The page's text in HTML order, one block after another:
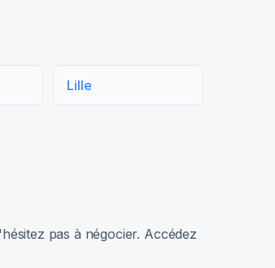
Lille
pas à négocier. Accédez